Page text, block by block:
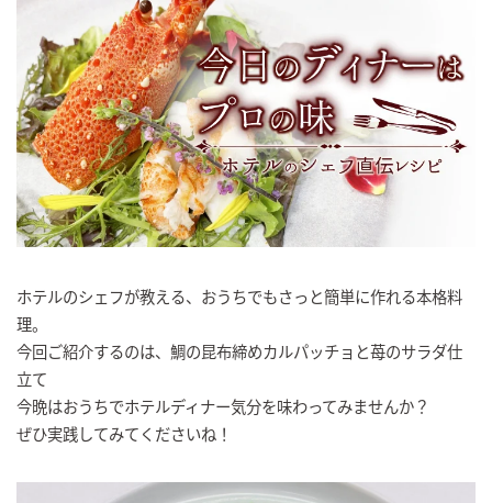
ホテルのシェフが教える、おうちでもさっと簡単に作れる本格料
理。
今回ご紹介するのは、鯛の昆布締めカルパッチョと苺のサラダ仕
立て
今晩はおうちでホテルディナー気分を味わってみませんか？
ぜひ実践してみてくださいね！